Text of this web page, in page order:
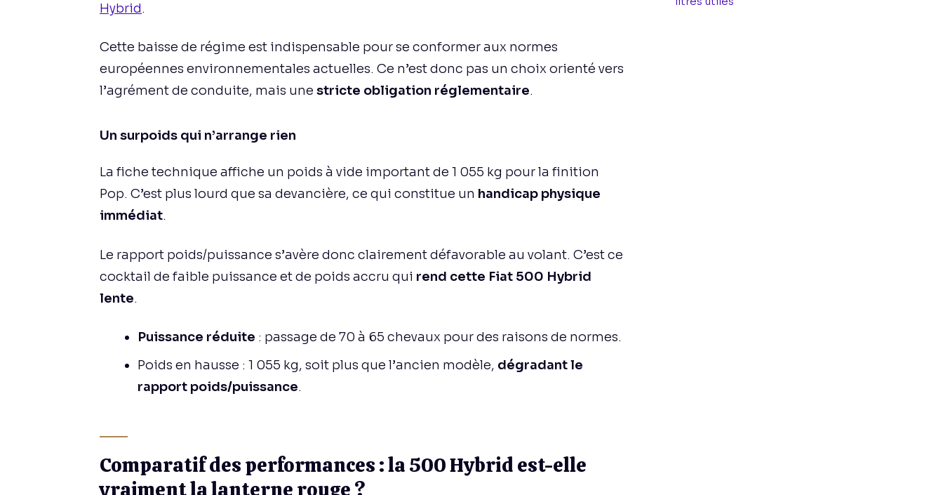
Hybrid.
Cette baisse de régime est indispensable pour se conformer aux normes
européennes environnementales actuelles. Ce n’est donc pas un choix orienté vers
l’agrément de conduite, mais une stricte obligation réglementaire.
Un surpoids qui n’arrange rien
La fiche technique affiche un poids à vide important de 1 055 kg pour la finition
Pop. C’est plus lourd que sa devancière, ce qui constitue un handicap physique
immédiat.
Le rapport poids/puissance s’avère donc clairement défavorable au volant. C’est ce
cocktail de faible puissance et de poids accru qui rend cette Fiat 500 Hybrid
lente.
Puissance réduite : passage de 70 à 65 chevaux pour des raisons de normes.
Poids en hausse : 1 055 kg, soit plus que l’ancien modèle, dégradant le
rapport poids/puissance.
Comparatif des performances : la 500 Hybrid est-elle
vraiment la lanterne rouge ?